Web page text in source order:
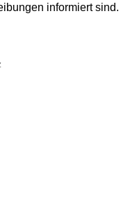
informiert sind.